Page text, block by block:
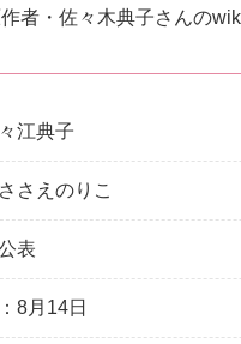
者・佐々木典子さんの
江典子
さえのりこ
表
8月14日